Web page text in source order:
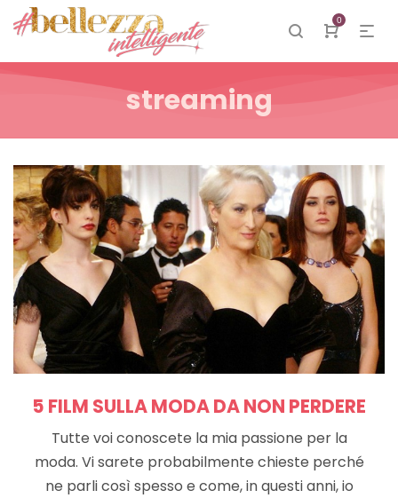
0
streaming
5 FILM SULLA MODA DA NON PERDERE
Tutte voi conoscete la mia passione per la
moda. Vi sarete probabilmente chieste perché
ne parli così spesso e come, in questi anni, io